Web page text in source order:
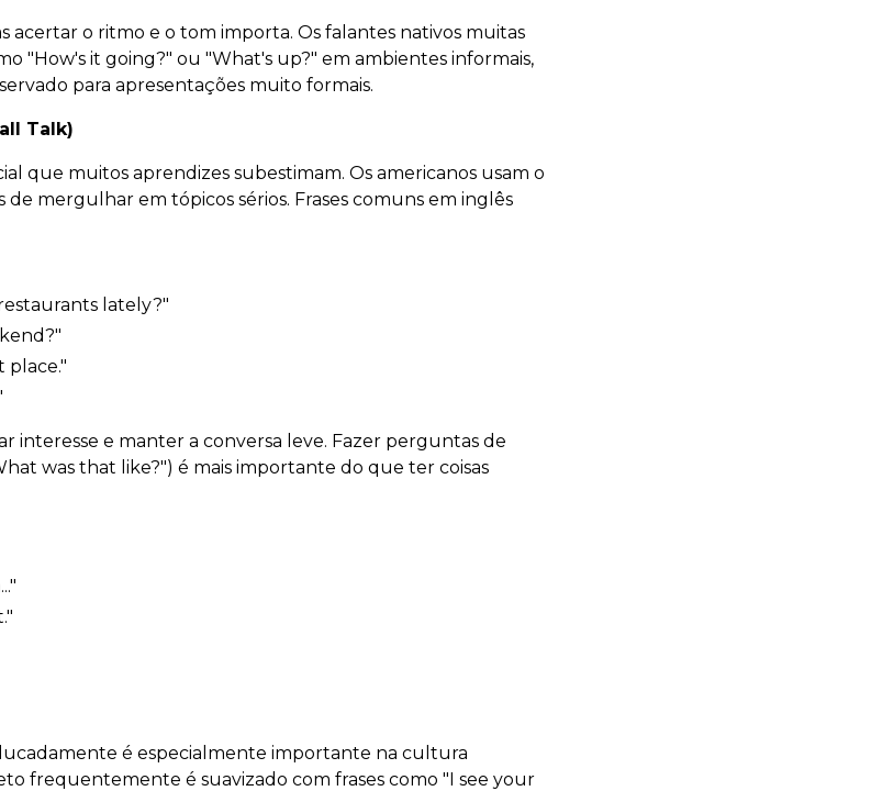
acertar o ritmo e o tom importa. Os falantes nativos muitas
"How's it going?" ou "What's up?" em ambientes informais,
para apresentações muito formais.
Talk)
que muitos aprendizes subestimam. Os americanos usam o
mergulhar em tópicos sérios. Frases comuns em inglês
lately?"
place."
interesse e manter a conversa leve. Fazer perguntas de
was that like?") é mais importante do que ter coisas
é especialmente importante na cultura
frequentemente é suavizado com frases como "I see your